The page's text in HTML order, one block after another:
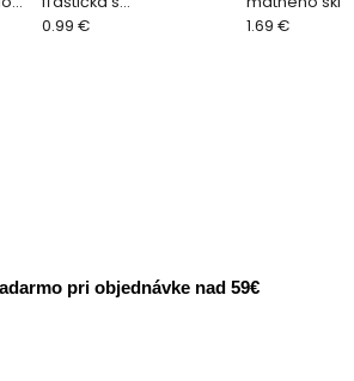
rozprašovačom 5ml
0.99 €
pupičkou
1.69 €
pri objednávke nad 59€